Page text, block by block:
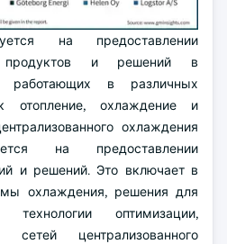
на предоставлении
продуктов и решений в
работающих в различных
отопление, охлаждение и
охлаждения
на предоставлении
и решений. Это включает в
охлаждения, решения для
оптимизации,
централизованного